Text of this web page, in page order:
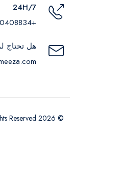
24H/7
+201050408834
هل تحتاج
© 2026 Kza Meeza. All Rights Reserved